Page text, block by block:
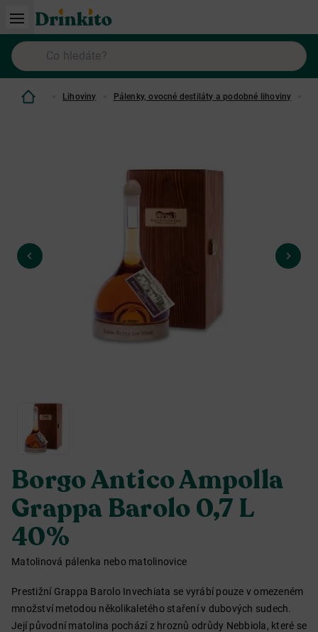
Lihoviny Pálenky, ovocné destiláty a podobné lihoviny
Borgo Antico Ampolla
Grappa Barolo 0,7 L
40%
Matolinová pálenka nebo matolinovice
Prestižní Grappa Barolo Invechiata se vyrábí pouze v omezeném
množství metodou několikaletého staření v dubových sudech.
Její původní matolina pochází z hroznů odrůdy Nebbiola, které se